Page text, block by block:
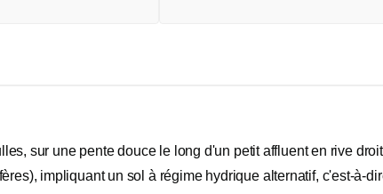
sur une pente douce le long d'un petit affluent en rive
impliquant un sol à régime hydrique alternatif, c'est-à-